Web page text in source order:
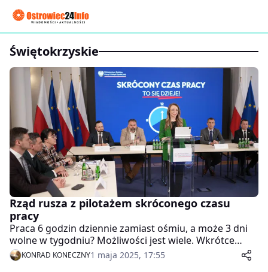
Świętokrzyskie
Rząd rusza z pilotażem skróconego czasu
pracy
Praca 6 godzin dziennie zamiast ośmiu, a może 3 dni
wolne w tygodniu? Możliwości jest wiele. Wkrótce
firmy z całej Polski będą miały możliwość
przetestowania różnych modeli skróconego czasu
KONRAD KONECZNY1 maja 2025, 17:55